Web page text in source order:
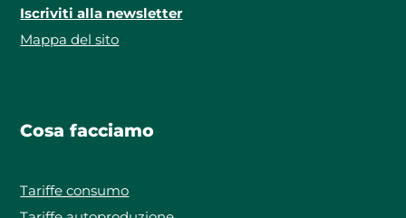
Iscriviti alla newsletter
Mappa del sito
Cosa facciamo
Tariffe consumo